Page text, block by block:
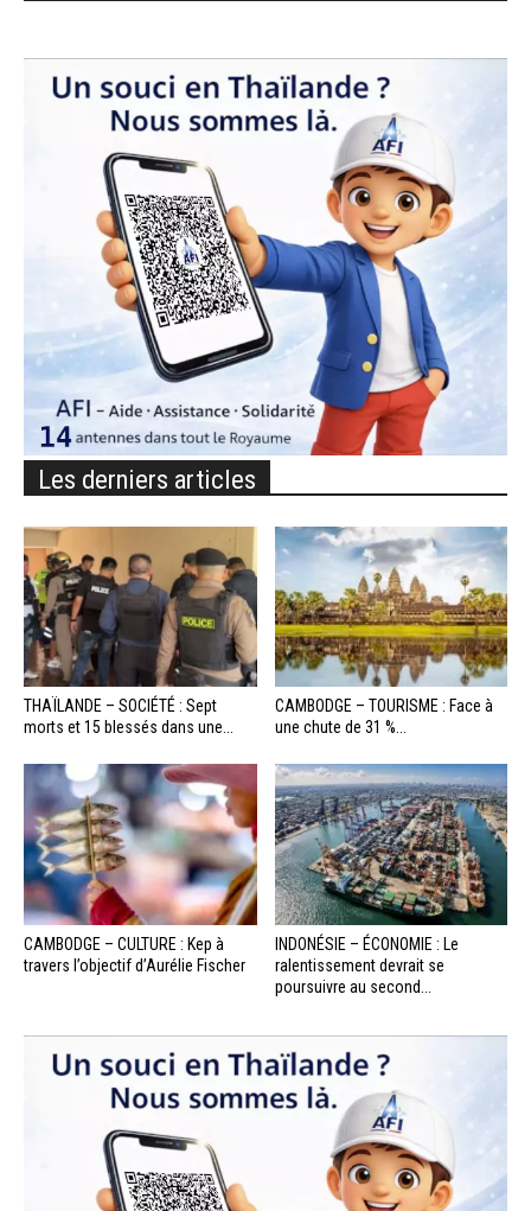
Les derniers articles
THAÏLANDE – SOCIÉTÉ : Sept
morts et 15 blessés dans une...
CAMBODGE – TOURISME : Face à
une chute de 31 %...
CAMBODGE – CULTURE : Kep à
travers l’objectif d’Aurélie Fischer
INDONÉSIE – ÉCONOMIE : Le
ralentissement devrait se
poursuivre au second...